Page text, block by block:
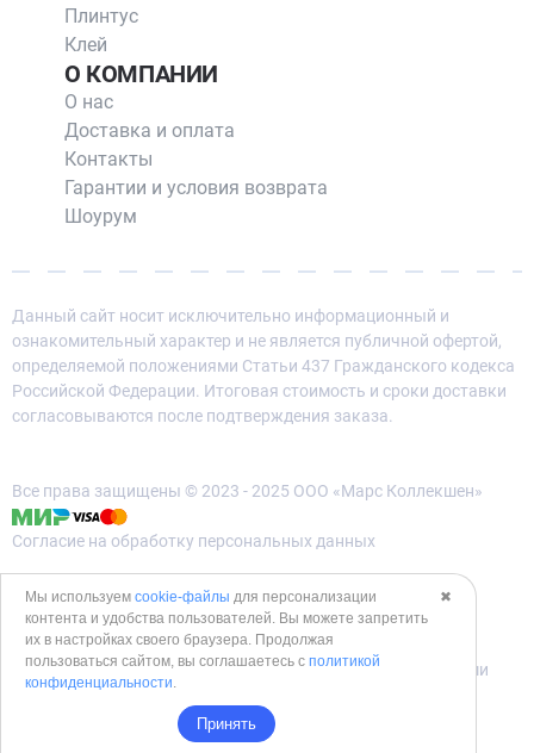
Плинтус
Клей
О КОМПАНИИ
О нас
Доставка и оплата
Контакты
Гарантии и условия возврата
Шоурум
Данный сайт носит исключительно информационный и
ознакомительный характер и не является публичной офертой,
определяемой положениями Статьи 437 Гражданского кодекса
Российской Федерации. Итоговая стоимость и сроки доставки
согласовываются после подтверждения заказа.
Все права защищены © 2023 - 2025 ООО «Марс Коллекшен»
Согласие на обработку персональных данных
Политика использования cookies
Согласие на обработку данных метрическими программами
✖
Мы используем cookie-файлы для персонализации
контента и удобства пользователей. Вы можете запретить
их в настройках своего браузера. Продолжая
пользоваться сайтом, вы соглашаетесь с политикой
конфиденциальности.
Принять